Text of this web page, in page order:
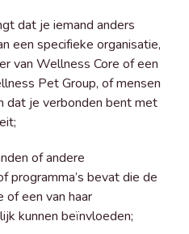
dat je iemand anders
een specifieke organisatie,
van Wellness Core of een
Pet Group, of mensen
dat je verbonden bent met
of andere
programma’s bevat die de
een van haar
kunnen beïnvloeden;